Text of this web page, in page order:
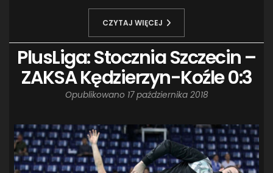
CZYTAJ WIĘCEJ
PlusLiga: Stocznia Szczecin –
ZAKSA Kędzierzyn-Koźle 0:3
Opublikowano 17 października 2018